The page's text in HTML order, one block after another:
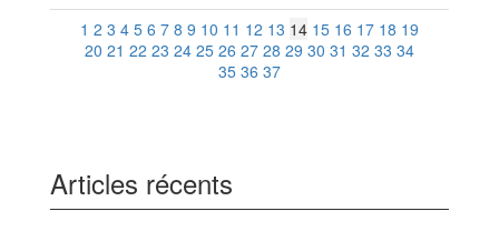
1 2 3 4 5 6 7 8 9 10 11 12 13 14 15 16 17 18 19
20 21 22 23 24 25 26 27 28 29 30 31 32 33 34
35 36 37
Articles récents